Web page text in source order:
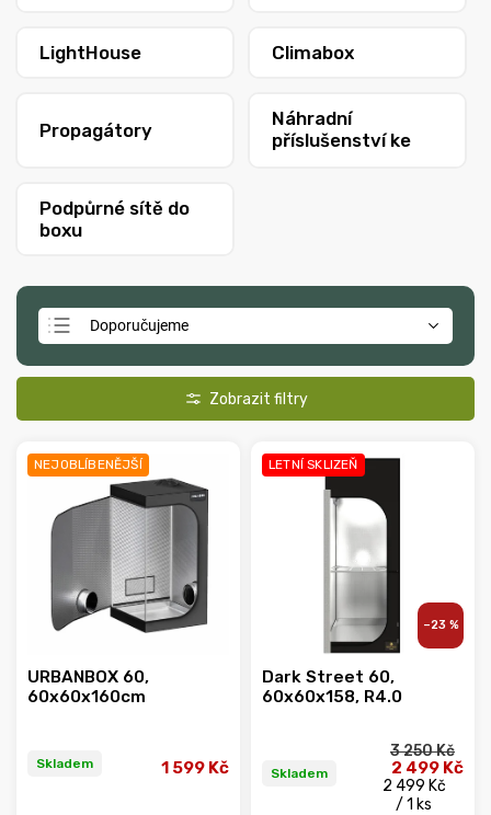
LightHouse Climabox
Propagátory
Náhradní
příslušenství ke
Podpůrné sítě do
boxu
Doporučujeme
Abecedně
NEJOBLÍBENĚJŠÍ
URBANBOX 60,
60x60x160cm
Skladem 1 599 Kč
LETNÍ SKLIZEŇ
–23 %
Dark Street 60,
60x60x158, R4.0
Skladem
3 250 Kč
2 499 Kč
2 499 Kč
/ 1 ks